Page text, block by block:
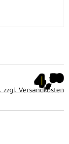
4,50
zzgl. Versandkosten